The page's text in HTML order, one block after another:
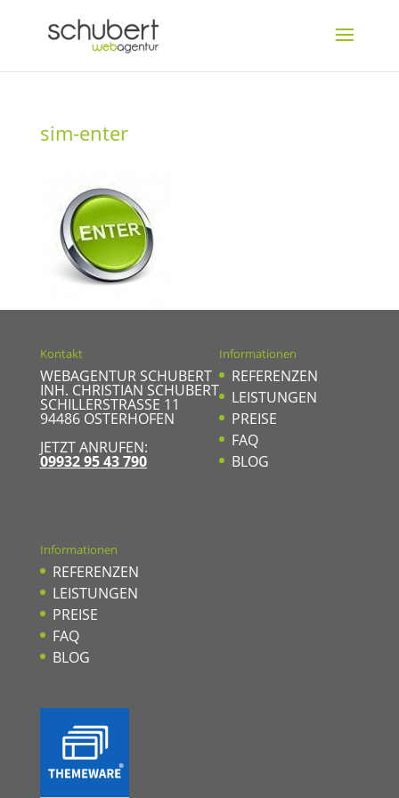
sim-enter
Kontakt
WEBAGENTUR SCHUBERT
INH. CHRISTIAN SCHUBERT
SCHILLERSTRASSE 11
94486OSTERHOFEN
JETZT ANRUFEN:
09932 95 43 790
Informationen
REFERENZEN
LEISTUNGEN
PREISE
FAQ
BLOG
Informationen
REFERENZEN
LEISTUNGEN
PREISE
FAQ
BLOG